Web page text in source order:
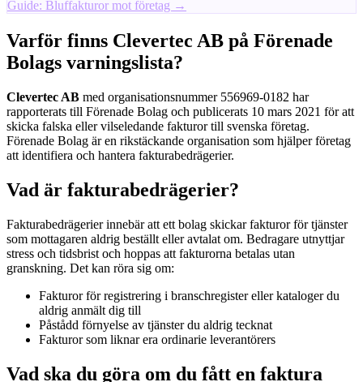
Guide: Bluffakturor mot företag →
Varför finns Clevertec AB på Förenade
Bolags varningslista?
Clevertec AB med organisationsnummer 556969-0182 har
rapporterats till Förenade Bolag och publicerats 10 mars 2021 för att
skicka falska eller vilseledande fakturor till svenska företag.
Förenade Bolag är en rikstäckande organisation som hjälper företag
att identifiera och hantera fakturabedrägerier.
Vad är fakturabedrägerier?
Fakturabedrägerier innebär att ett bolag skickar fakturor för tjänster
som mottagaren aldrig beställt eller avtalat om. Bedragare utnyttjar
stress och tidsbrist och hoppas att fakturorna betalas utan
granskning. Det kan röra sig om:
Fakturor för registrering i branschregister eller kataloger du
aldrig anmält dig till
Påstådd förnyelse av tjänster du aldrig tecknat
Fakturor som liknar era ordinarie leverantörers
Vad ska du göra om du fått en faktura